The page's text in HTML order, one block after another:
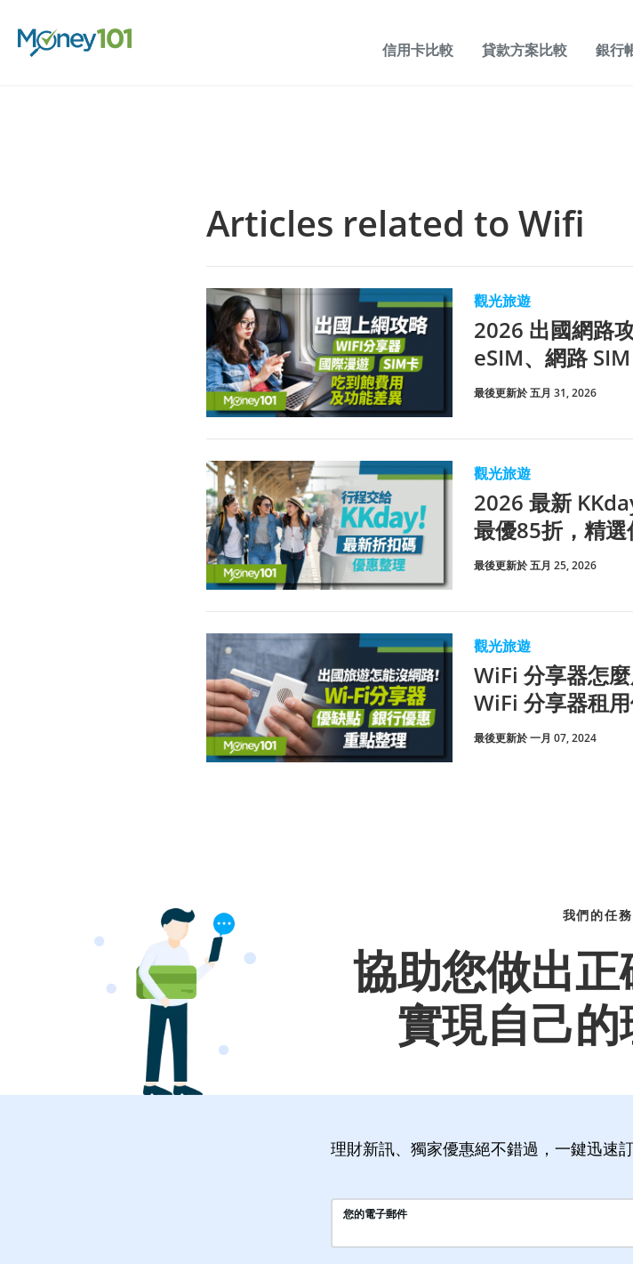
信用卡比較 貸款方案比較 銀行
Articles related to Wifi
觀光旅遊
2026 出國網路
eSIM、網路
最後更新於 五月 31, 2026
觀光旅遊
2026 最新
最優85折，精
最後更新於 五月 25, 2026
觀光旅遊
WiFi 分享器怎
WiFi 分享器租
最後更新於 一月 07, 2024
我們的任務
協助您做出
實現自己
理財新訊、獨家優惠絕不錯過，一鍵迅速